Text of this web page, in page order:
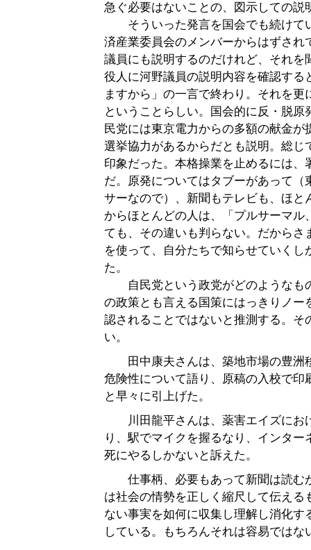
急ぐ必要はないことの、図示しての説
そういった発言を国会でも続けて
済産業委員会のメンバーからはずされ
議員にも説明するのだけれど、それを
役人に河野議員の説明内容を確認する
ますから」の一言で終わり。それを更
ということらしい。国会的に反・脱原
民党には東京電力からの多額の献金が
選挙協力があるからだとも説明。総じ
印象だった。本格操業を止めるには、
だ。原発についてはタブーがあって（
サーなので）、新聞もテレビも、ほと
からほとんどの人は、「プルサーマル
ても、その違いも判らない。だからさ
を使って、自分たちで知らせていくし
た。
自民党という政党がどのようなも
の政策とも言える国策にはっきりノー
認されることではないと推測する。そ
い。
田中康夫さんは、築地市場の豊洲
危険性について語り、原稿の入校で印
と早々に引上げた。
川田龍平さんは、薬害エイズにお
り、駅でマイクを握るなり、インター
死にやるしかないと訴えた。
仕事柄、必要もあって新聞は読む
は社会の情勢を正しく縮尺して伝える
ない事実を如何に収集し理解し消化す
している。もちろんそれは容易ではな